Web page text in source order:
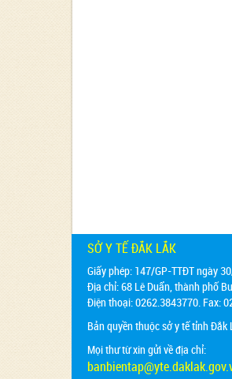
SỞ Y TẾ ĐẮK LẮK
Giấy phép: 147/GP-TTĐT ngày
Địa chỉ:68 Lê Duẩn, thành phố
Điện thoại: 0262.3843770. Fax:
Bản quyền thuộc sở y tế tỉnh Đắk
Mọi thư từ xin gửi về địa chỉ: